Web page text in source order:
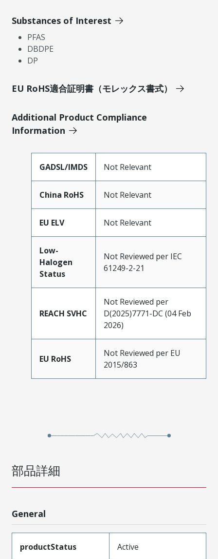
Substances of Interest
PFAS
DBDPE
DP
EU RoHS適合証明書（モレックス書式）
Additional Product Compliance
Information
GADSL/IMDS Not Relevant
China RoHS Not Relevant
EU ELV Not Relevant
Low-
Halogen
Status
Not Reviewed per IEC
61249-2-21
REACH SVHC
Not Reviewed per
D(2025)7771-DC (04 Feb
2026)
EU RoHS
Not Reviewed per EU
2015/863
部品詳細
General
productStatus Active